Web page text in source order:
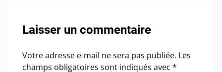
Laisser un commentaire
Votre adresse e-mail ne sera pas publiée. Les
champs obligatoires sont indiqués avec *